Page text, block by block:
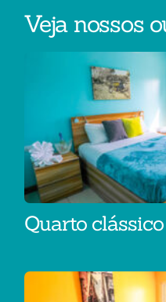
Veja nossos
Quarto clássico